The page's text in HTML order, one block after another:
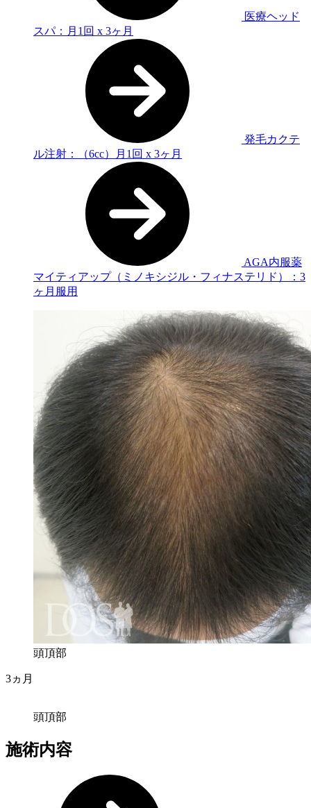
医療ヘッド
スパ：月1回 x 3ヶ月
発毛カクテ
ル注射：（6cc）月1回 x 3ヶ月
AGA内服薬
マイティアップ（ミノキシジル・フィナステリド）：3
ヶ月服用
頭頂部
3ヵ月
頭頂部
施術内容